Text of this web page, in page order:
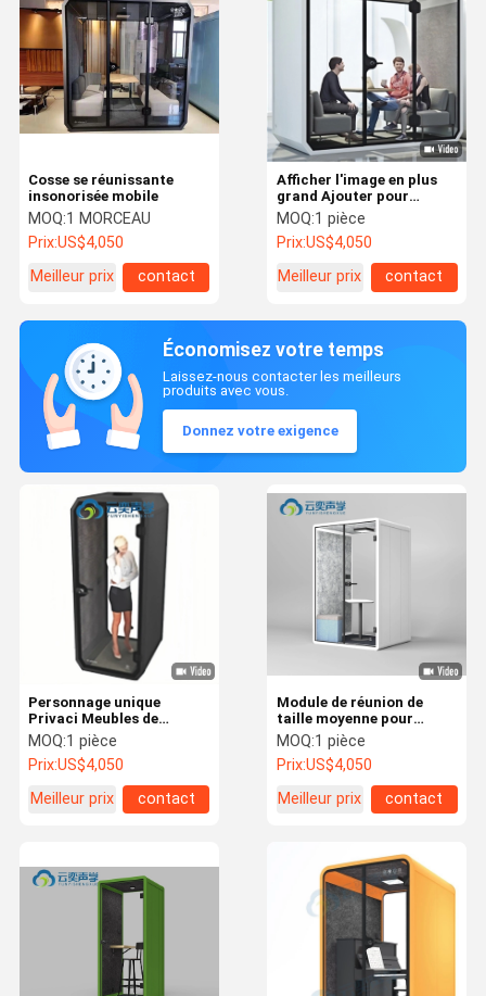
Cosse se réunissante
insonorisée mobile
MOQ:1 MORCEAU
Prix:US$4,050
Meilleur prix
contact
Afficher l'image en plus
grand Ajouter pour
comparer Partager
Réunion mobile Portable
Soundproof Booth
Acoustique Bureau privé
Réunion Pod Pho
MOQ:1 pièce
Prix:US$4,050
Meilleur prix
contact
Économisez votre temps
Laissez-nous contacter les meilleurs
produits avec vous.
Donnez votre exigence
Module de réunion de
taille moyenne pour
réunion de conférence
Double stand avec
canapé meublé
MOQ:1 pièce
Prix:US$4,050
Meilleur prix
contact
Personnage unique
Privaci Meubles de
bureau Acoustique
insonorisé Rencontre en
ligne
MOQ:1 pièce
Prix:US$4,050
Meilleur prix
contact